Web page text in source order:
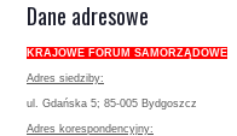
Dane adresowe
KRAJOWE FORUM SAMORZĄDOWE
Adres siedziby:
ul. Gdańska 5; 85-005 Bydgoszcz
Adres korespondencyjny: